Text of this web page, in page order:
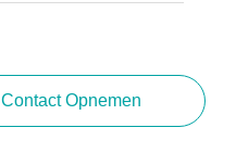
Contact Opnemen